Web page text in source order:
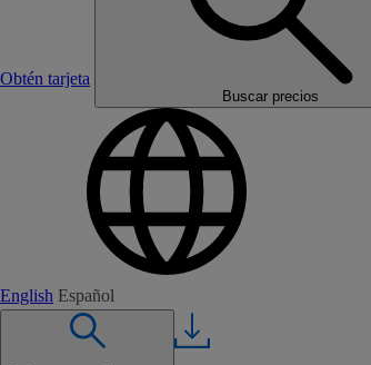
Obtén tarjeta
Buscar precios
English Español